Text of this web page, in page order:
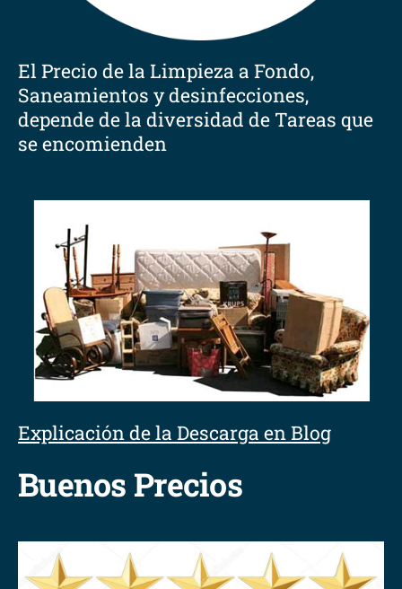
El Precio de la Limpieza a Fondo,
Saneamientos y desinfecciones,
depende de la diversidad de Tareas que
se encomienden
Explicación de la Descarga en Blog
Buenos Precios